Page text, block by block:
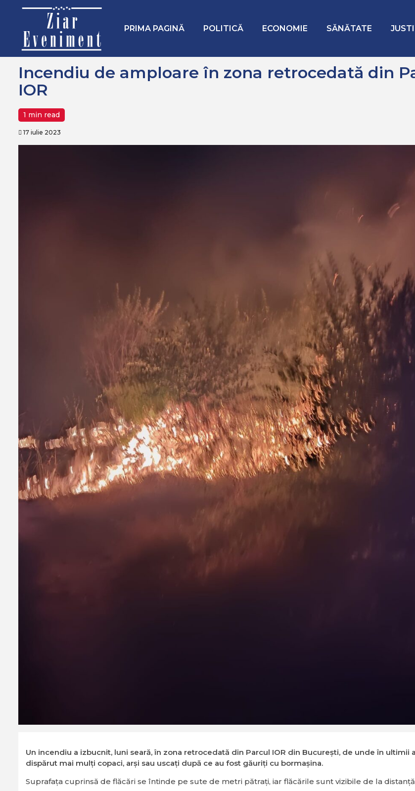
PRIMA PAGINĂ POLITICĂ ECONOMIE SĂNĂTATE
Recomandate
Incendiu de amploare în zona retrocedată din
IOR
1 min read
17 iulie 2023
Un incendiu a izbucnit, luni seară, în zona retrocedată din Parcul IOR din București, de unde în ultimii
dispărut mai mulți copaci, arși sau uscați după ce au fost găuriți cu bormașina.
Suprafața cuprinsă de flăcări se întinde pe sute de metri pătrați, iar flăcările sunt vizibile de la